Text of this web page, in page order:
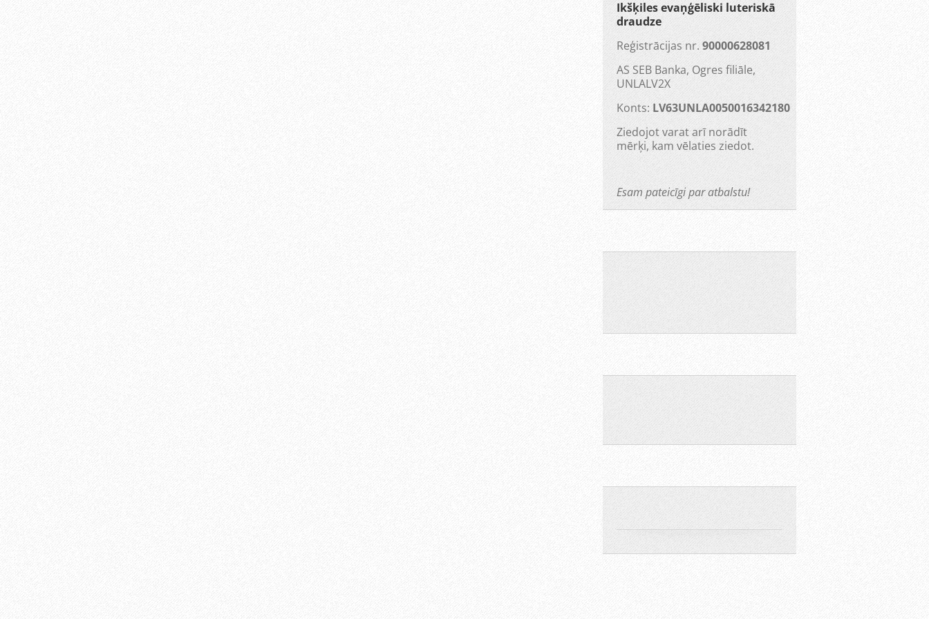
Ikšķiles evaņģēliski luteriskā
draudze
Reģistrācijas nr.90000628081
AS SEB Banka, Ogres filiāle,
UNLALV2X
Konts: LV63UNLA0050016342180
Ziedojot varat arī norādīt
mērķi, kam vēlaties ziedot.
Esam pateicīgi par atbalstu!